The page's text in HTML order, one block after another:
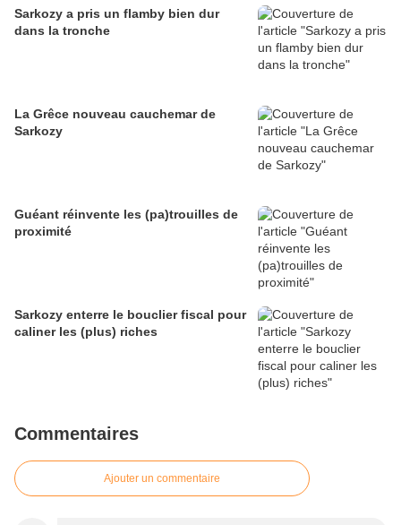
Sarkozy a pris un flamby bien dur
dans la tronche
La Grêce nouveau cauchemar de
Sarkozy
Guéant réinvente les (pa)trouilles de
proximité
Sarkozy enterre le bouclier fiscal pour
caliner les (plus) riches
Commentaires
Ajouter un commentaire